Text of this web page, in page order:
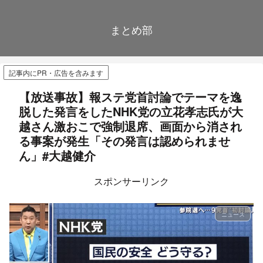
まとめ部
記事内にPR・広告を含みます
【放送事故】報ステ党首討論でテーマを逸
脱した発言をしたNHK党の立花孝志氏が大
越さん激おこで強制退席、画面から消され
る事案が発生「その発言は認められませ
ん」#大越健介
スポンサーリンク